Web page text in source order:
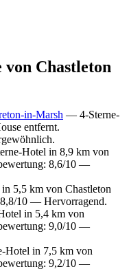
von Chastleton
in-Marsh — 4-Sterne-
entfernt.
Hotel in 8,9 km von
8,6/10 —
5,5 km von Chastleton
10 — Hervorragend.
in 5,4 km von
9,0/10 —
Hotel in 7,5 km von
9,2/10 —